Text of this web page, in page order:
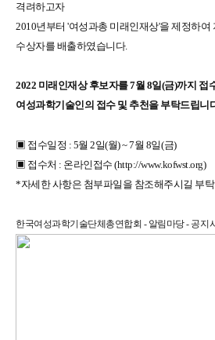
격려하고자
2010년부터 '여성과총 미래인재상'을 제정하여
수상자를 배출하였습니다.
2022 미래인재상 후보자를7월 8일(금)까지 접
여성과학기술인의 접수 및 추천을 부탁드립니
▣ 접수일정 : 5월 2일(월) ~ 7월 8일(금)
▣ 접수처 : 온라인접수(http://www.kofwst.org)
*자세한 사항은 첨부파일을 참조해주시길 부
한국여성과학기술단체총연합회 - 알림마당 - 공지